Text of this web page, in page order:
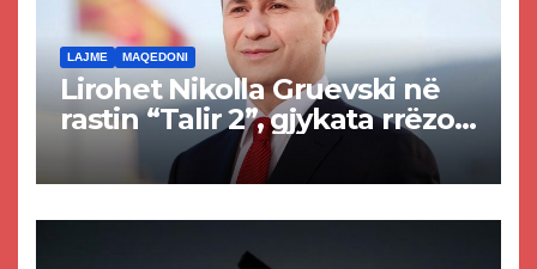
LAJME MAQEDONI
Lirohet Nikolla Gruevski në
rastin “Talir 2”, gjykata rrëzon
akuzat për ndërtimin e
paligjshëm të selisë së